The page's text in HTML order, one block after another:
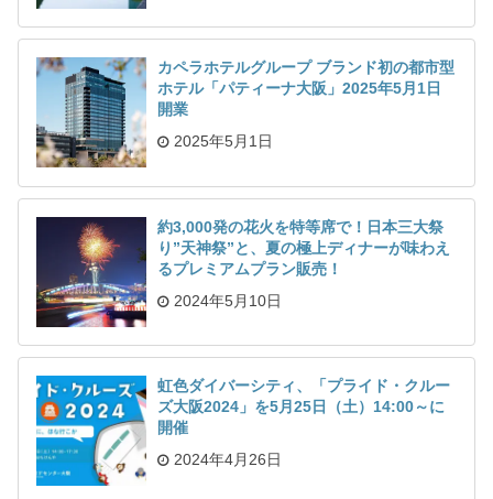
カペラホテルグループ ブランド初の都市型
ホテル「パティーナ大阪」2025年5月1日
開業
2025年5月1日
約3,000発の花火を特等席で！日本三大祭
り”天神祭”と、夏の極上ディナーが味わえ
るプレミアムプラン販売！
2024年5月10日
虹色ダイバーシティ、「プライド・クルー
ズ大阪2024」を5月25日（土）14:00～に
開催
2024年4月26日